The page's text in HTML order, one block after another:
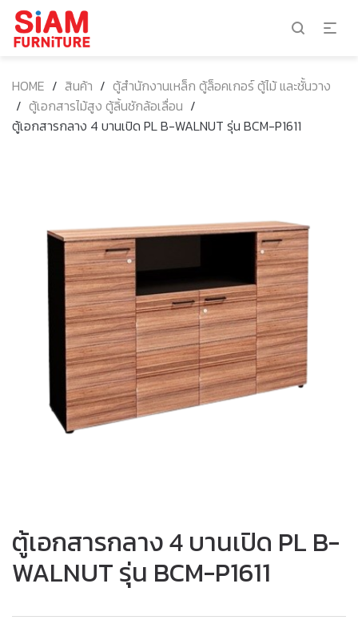
HOME / สินค้า / ตู้สำนักงานเหล็ก ตู้ล็อคเกอร์ ตู้ไม้ และชั้นวาง
/ ตู้เอกสารไม้สูง ตู้ลิ้นชักล้อเลื่อน /
ตู้เอกสารกลาง 4 บานเปิด PL B-WALNUT รุ่น BCM-P1611
ตู้เอกสารกลาง 4 บานเปิด PL B-
WALNUT รุ่น BCM-P1611